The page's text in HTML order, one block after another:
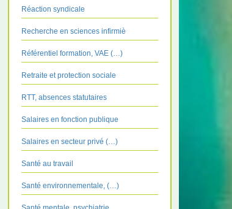
Réaction syndicale
Recherche en sciences infirmiè
Référentiel formation, VAE (…)
Retraite et protection sociale
RTT, absences statutaires
Salaires en fonction publique
Salaires en secteur privé (…)
Santé au travail
Santé environnementale, (…)